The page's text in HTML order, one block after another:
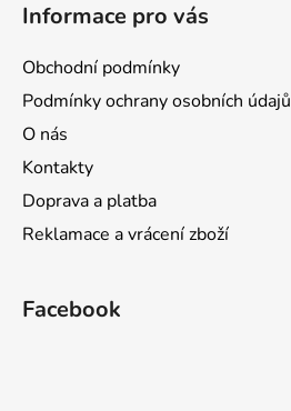
Informace pro vás
Obchodní podmínky
Podmínky ochrany osobních údajů
O nás
Kontakty
Doprava a platba
Reklamace a vrácení zboží
Facebook